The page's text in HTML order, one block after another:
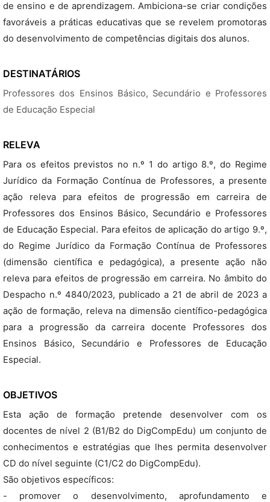
de ensino e de aprendizagem. Ambiciona-se criar condições
favoráveis a práticas educativas que se revelem promotoras
do desenvolvimento de competências digitais dos alunos.
DESTINATÁRIOS
Professores dos Ensinos Básico, Secundário e Professores
de Educação Especial
RELEVA
Para os efeitos previstos no n.º 1 do artigo 8.º, do Regime
Jurídico da Formação Contínua de Professores, a presente
ação releva para efeitos de progressão em carreira de
Professores dos Ensinos Básico, Secundário e Professores
de Educação Especial. Para efeitos de aplicação do artigo 9.º,
do Regime Jurídico da Formação Contínua de Professores
(dimensão científica e pedagógica), a presente ação não
releva para efeitos de progressão em carreira. No âmbito do
Despacho n.º 4840/2023, publicado a 21 de abril de 2023 a
ação de formação, releva na dimensão científico-pedagógica
para a progressão da carreira docente Professores dos
Ensinos Básico, Secundário e Professores de Educação
Especial.
OBJETIVOS
Esta ação de formação pretende desenvolver com os
docentes de nível 2 (B1/B2 do DigCompEdu) um conjunto de
conhecimentos e estratégias que lhes permita desenvolver
CD do nível seguinte (C1/C2 do DigCompEdu).
São objetivos específicos:
- promover o desenvolvimento, aprofundamento e